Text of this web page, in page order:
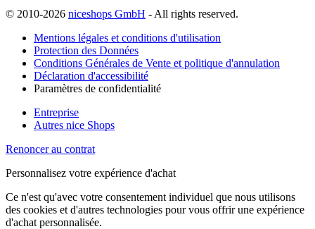
© 2010-2026 niceshops GmbH - All rights reserved.
Mentions légales et conditions d'utilisation
Protection des Données
Conditions Générales de Vente et politique d'annulation
Déclaration d'accessibilité
Paramètres de confidentialité
Entreprise
Autres nice Shops
Renoncer au contrat
Personnalisez votre expérience d'achat
Ce n'est qu'avec votre consentement individuel que nous utilisons
des cookies et d'autres technologies pour vous offrir une expérience
d'achat personnalisée.